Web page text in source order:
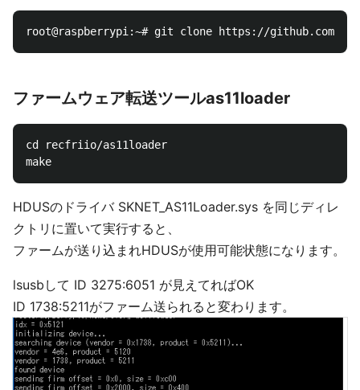
ファームウェア転送ツールas11loader
cd recfriio/as11loader
HDUSのドライバ SKNET_AS11Loader.sys を同じディレ
クトリに置いて実行すると、
ファームが送り込まれHDUSが使用可能状態になります。
lsusbして ID 3275:6051 が見えてればOK
ID 1738:5211がファーム送られると変わります。